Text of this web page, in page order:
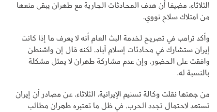
الثلاثاء، مضيفا أن هدف المحادثات الجارية مع طهران يبقى منعها
من امتلاك سلاح نووي.
وأكد ترامب في تصريح لخدمة البث العام أنه لا يعرف ما إذا كانت
إيران ستشارك في محادثات إسلام آباد، لكنه قال إن واشنطن
وافقت على الحضور، وإن عدم مشاركة طهران لا يمثل مشكلة
بالنسبة له.
من جهتها نقلت وكالة تسنيم الإيرانية، الثلاثاء، عن مصادر أن إيران
تستعد لاحتمال تجدد الحرب، في ظل ما تعتبره طهران مطالب